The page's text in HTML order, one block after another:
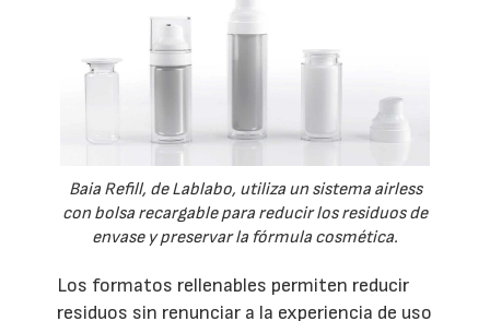
Baia Refill, de Lablabo, utiliza un sistema airless
con bolsa recargable para reducir los residuos de
envase y preservar la fórmula cosmética.
Los formatos rellenables permiten reducir
residuos sin renunciar a la experiencia de uso